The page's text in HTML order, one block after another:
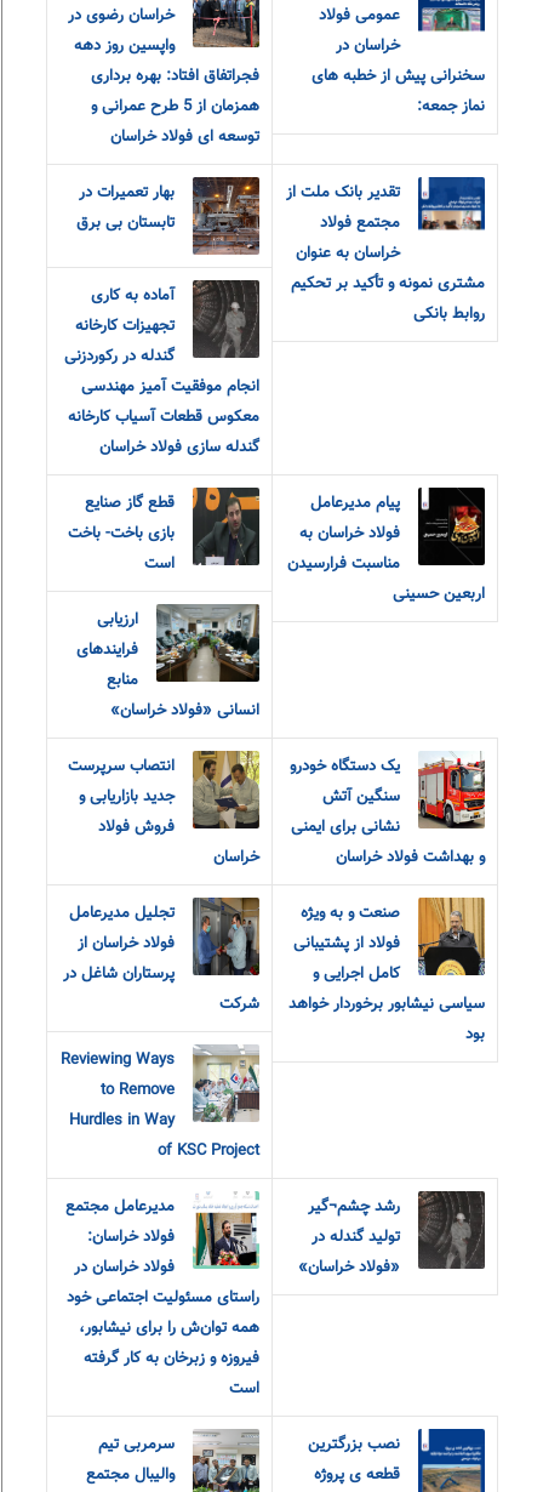
عمومی فولاد
خراسان در
سخنرانی پیش از خطبه های
نماز جمعه:
خراسان رضوی در
واپسین روز دهه
فجراتفاق افتاد: بهره برداری
همزمان از 5 طرح عمرانی و
توسعه ای فولاد خراسان
تقدیر بانک ملت از
مجتمع فولاد
خراسان به عنوان
مشتری نمونه و تأکید بر تحکیم
روابط بانکی
بهار تعمیرات در
تابستان بی برق
آماده به کاری
تجهیزات کارخانه
گندله در رکوردزنی
انجام موفقیت آمیز مهندسی
معکوس قطعات آسیاب کارخانه
گندله سازی فولاد خراسان
پیام مدیرعامل
فولاد خراسان به
مناسبت فرارسیدن
اربعین حسینی
قطع گاز صنایع
بازی باخت- باخت
است
ارزیابی
فرایندهای
منابع
انسانی «فولاد خراسان»
یک دستگاه خودرو
سنگین آتش
نشانی برای ایمنی
و بهداشت فولاد خراسان
انتصاب سرپرست
جدید بازاریابی و
فروش فولاد
خراسان
صنعت و به ویژه
فولاد از پشتیبانی
کامل اجرایی و
سیاسی نیشابور برخوردار خواهد
بود
تجلیل مدیرعامل
فولاد خراسان از
پرستاران شاغل در
شرکت
Reviewing Ways
to Remove
Hurdles in Way
of KSC Project
رشد چشم¬گیر
تولید گندله در
«فولاد خراسان»
مدیرعامل مجتمع
فولاد خراسان:
فولاد خراسان در
راستای مسئولیت اجتماعی خود
همه توان‌ش را برای نیشابور،
فیروزه و زبرخان به کار گرفته
است
نصب بزرگترین
قطعه ی پروژه
سرمربی تیم
والیبال مجتمع